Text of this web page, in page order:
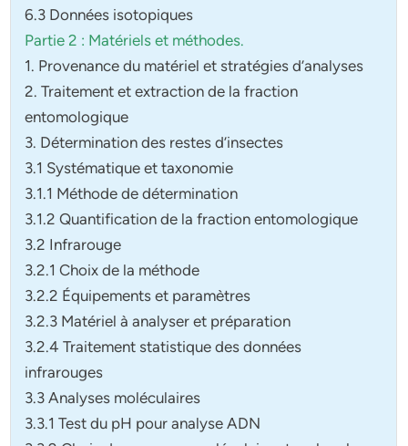
6.3 Données isotopiques
Partie 2 : Matériels et méthodes.
1. Provenance du matériel et stratégies d’analyses
2. Traitement et extraction de la fraction
entomologique
3. Détermination des restes d’insectes
3.1 Systématique et taxonomie
3.1.1 Méthode de détermination
3.1.2 Quantification de la fraction entomologique
3.2 Infrarouge
3.2.1 Choix de la méthode
3.2.2 Équipements et paramètres
3.2.3 Matériel à analyser et préparation
3.2.4 Traitement statistique des données
infrarouges
3.3 Analyses moléculaires
3.3.1 Test du pH pour analyse ADN